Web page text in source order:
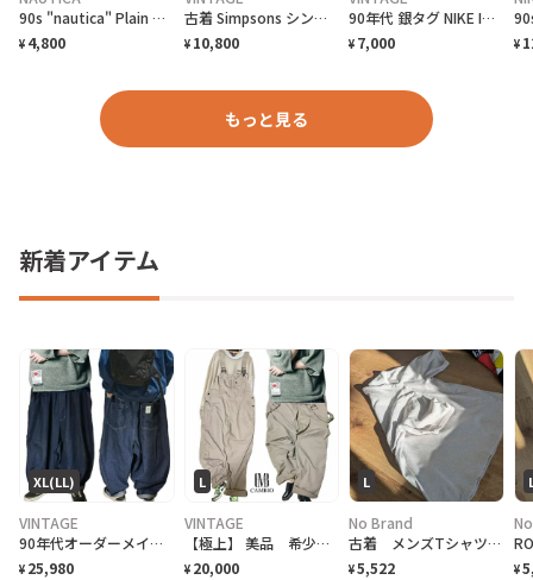
90s "nautica" Plain T-Shirt ノーティカ 無地Tシャツ [L]
¥ 4,800
古着 Simpsons シンプソン ウィトルウィウス的人体図 Tシャツ
¥ 10,800
90年代 銀タグ NIKE INTERNATIONAL ユーロナイキ インターナショナル プリントTシャツ メンズ2XL相当 古着 90s ヴィンテージ VINTAGE 銀タグ 地球儀 バックプリント ビッグサイズ 大きいサイズ 紫色
¥ 7,000 ¥
もっと見る
新着アイテム
XL(LL)
VINTAGE
90年代オーダーメイドOEMビックサイズコクーンバレルボトム限定品
¥ 25,980
L
VINTAGE
【極上】 美品 希少 CAMBIO カンビオRAラインクロスバックオーバーオールL
¥ 20,000
L
No Brand
古着 メンズTシャツ Lサイズ相当
¥5,522 ¥